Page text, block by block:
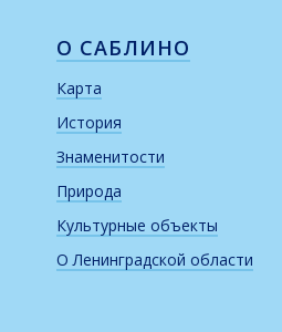
О САБЛИНО
Карта
История
Знаменитости
Природа
Культурные объекты
О Ленинградской области